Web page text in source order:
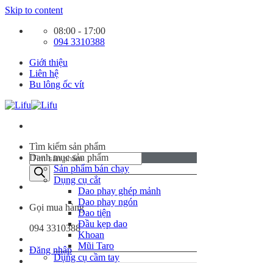
Skip to content
08:00 - 17:00
094 3310388
Giới thiệu
Liên hệ
Bu lông ốc vít
Tìm kiếm sản phẩm
Gọi mua hàng
094 3310388
Đăng nhập
Danh mục sản phẩm
Sản phẩm bán chạy
Dụng cụ cắt
Dao phay ghép mảnh
Dao phay ngón
Dao tiện
Đầu kẹp dao
Khoan
Mũi Taro
Dụng cụ cầm tay